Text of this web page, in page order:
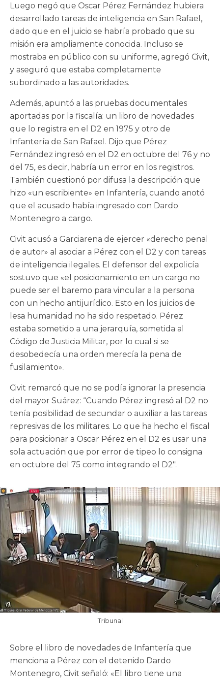
Luego negó que Oscar Pérez Fernández hubiera
desarrollado tareas de inteligencia en San Rafael,
dado que en el juicio se habría probado que su
misión era ampliamente conocida. Incluso se
mostraba en público con su uniforme, agregó Civit,
y aseguró que estaba completamente
subordinado a las autoridades.
Además, apuntó a las pruebas documentales
aportadas por la fiscalía: un libro de novedades
que lo registra en el D2 en 1975 y otro de
Infantería de San Rafael. Dijo que Pérez
Fernández ingresó en el D2 en octubre del 76 y no
del 75, es decir, habría un error en los registros.
También cuestionó por difusa la descripción que
hizo «un escribiente» en Infantería, cuando anotó
que el acusado había ingresado con Dardo
Montenegro a cargo.
Civit acusó a Garciarena de ejercer «derecho penal
de autor» al asociar a Pérez con el D2 y con tareas
de inteligencia ilegales. El defensor del expolicía
sostuvo que «el posicionamiento en un cargo no
puede ser el baremo para vincular a la persona
con un hecho antijurídico. Esto en los juicios de
lesa humanidad no ha sido respetado. Pérez
estaba sometido a una jerarquía, sometida al
Código de Justicia Militar, por lo cual si se
desobedecía una orden merecía la pena de
fusilamiento».
Civit remarcó que no se podía ignorar la presencia
del mayor Suárez: “Cuando Pérez ingresó al D2 no
tenía posibilidad de secundar o auxiliar a las tareas
represivas de los militares. Lo que ha hecho el fiscal
para posicionar a Oscar Pérez en el D2 es usar una
sola actuación que por error de tipeo lo consigna
en octubre del 75 como integrando el D2″.
Tribunal
Sobre el libro de novedades de Infantería que
menciona a Pérez con el detenido Dardo
Montenegro, Civit señaló: «El libro tiene una